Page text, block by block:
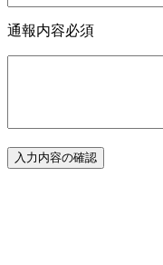
通報内容必須